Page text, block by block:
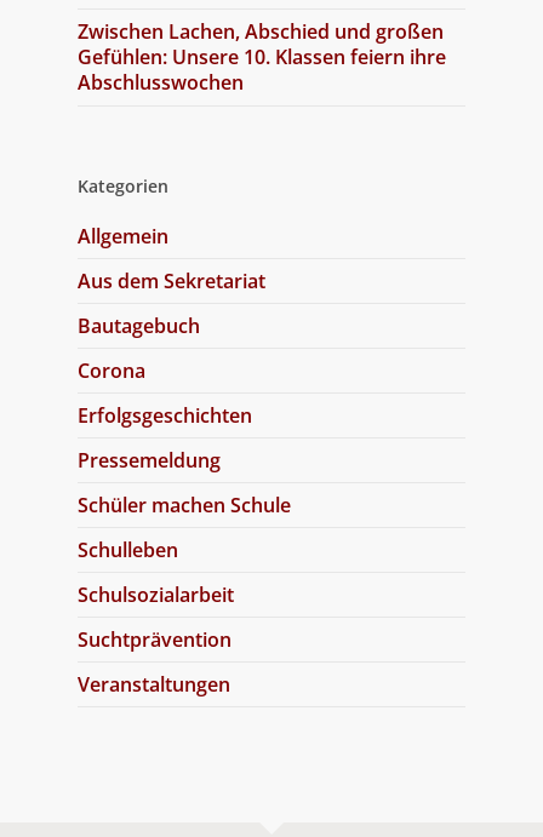
Zwischen Lachen, Abschied und großen
Gefühlen: Unsere 10. Klassen feiern ihre
Abschlusswochen
Kategorien
Allgemein
Aus dem Sekretariat
Bautagebuch
Corona
Erfolgsgeschichten
Pressemeldung
Schüler machen Schule
Schulleben
Schulsozialarbeit
Suchtprävention
Veranstaltungen